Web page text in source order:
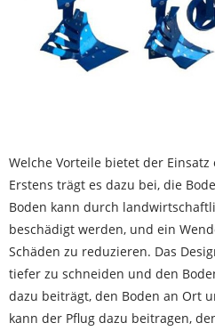
Welche Vorteile bietet der Einsatz
Erstens trägt es dazu bei, die
Boden kann durch
beschädigt werden, und ein
Schäden zu reduzieren. Das
tiefer zu schneiden und den
dazu beiträgt, den Boden an Ort
kann der Pflug dazu beitragen,